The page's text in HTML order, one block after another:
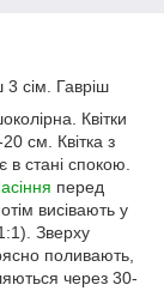
сім. Гавріш
Квітки
см. Квітка з
в стані спокою.
перед
висівають у
Зверху
поливають,
через 30-